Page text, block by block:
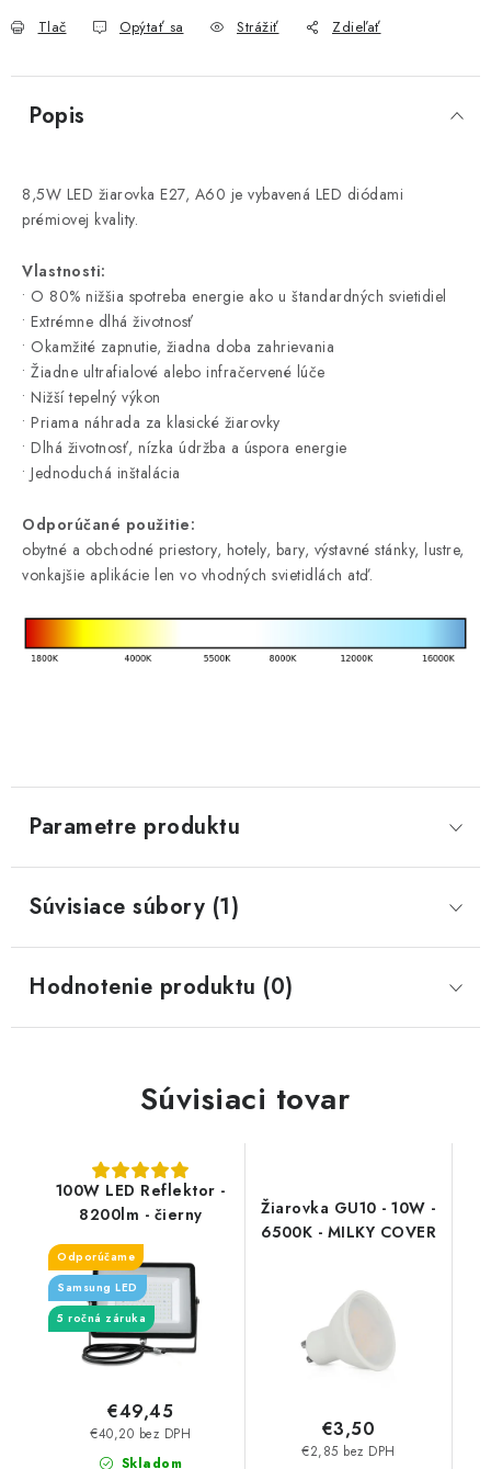
Tlač Opýtať sa Strážiť Zdieľať
Popis
8,5W LED žiarovka E27, A60 je vybavená LED diódami
prémiovej kvality.
Vlastnosti:
• O 80% nižšia spotreba energie ako u štandardných svietidiel
• Extrémne dlhá životnosť
• Okamžité zapnutie, žiadna doba zahrievania
• Žiadne ultrafialové alebo infračervené lúče
• Nižší tepelný výkon
• Priama náhrada za klasické žiarovky
• Dlhá životnosť, nízka údržba a úspora energie
• Jednoduchá inštalácia
Odporúčané použitie:
obytné a obchodné priestory, hotely, bary, výstavné stánky, lustre,
vonkajšie aplikácie len vo vhodných svietidlách atď.
Parametre produktu
Súvisiace súbory (1)
Hodnotenie produktu (0)
Súvisiaci tovar
100W LED Reflektor -
8200lm - čierny
Odporúčame
Samsung LED
5 ročná záruka
Skladom
€40,20 bez DPH
€49,45
Žiarovka GU10 - 10W -
6500K - MILKY COVER
€2,85 bez DPH
€3,50